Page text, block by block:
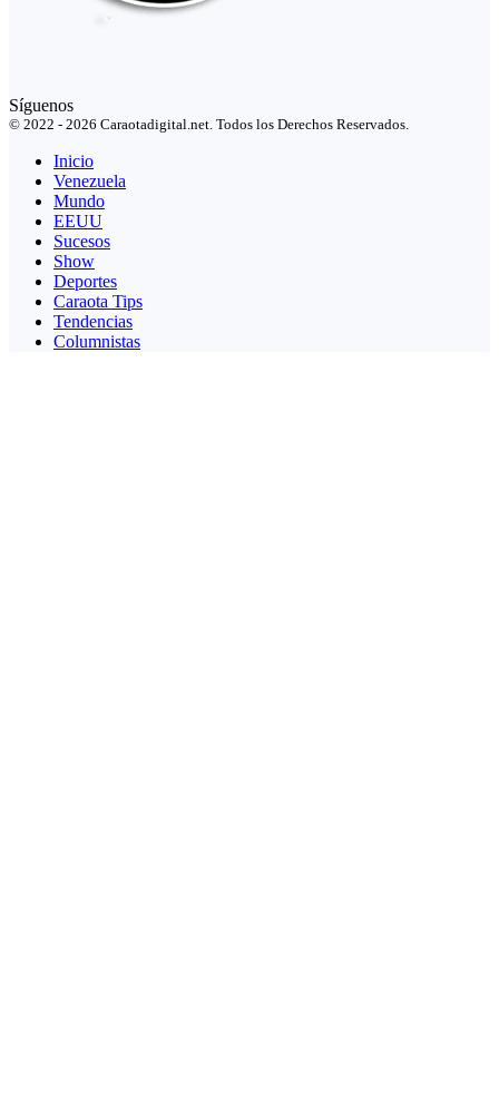
Síguenos
© 2022 - 2026 Caraotadigital.net. Todos los Derechos Reservados.
Inicio
Venezuela
Mundo
EEUU
Sucesos
Show
Deportes
Caraota Tips
Tendencias
Columnistas